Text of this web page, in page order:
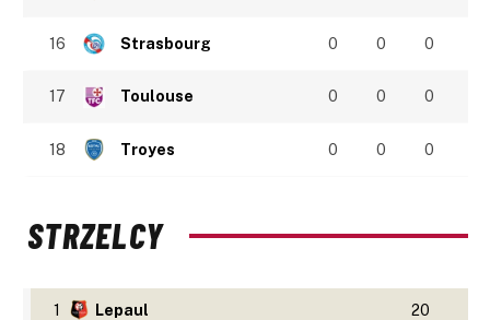
16 Strasbourg 0 0 0
17 Toulouse 0 0 0
18 Troyes 0 0 0
STRZELCY
1 Lepaul 20